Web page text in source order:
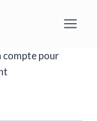
compte pour